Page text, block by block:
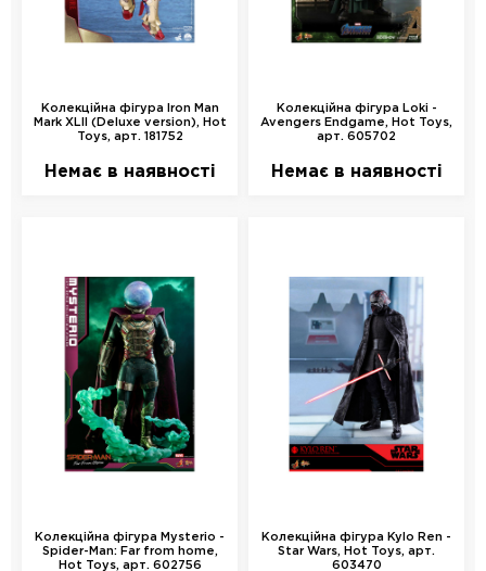
Колекційна фігура Iron Man
Mark XLII (Deluxe version), Hot
Toys, арт. 181752
Немає в наявності
Колекційна фігура Loki -
Avengers Endgame, Hot Toys,
арт. 605702
Немає в наявності
Колекційна фігура Mysterio -
Spider-Man: Far from home,
Hot Toys, арт. 602756
Колекційна фігура Kylo Ren -
Star Wars, Hot Toys, арт.
603470